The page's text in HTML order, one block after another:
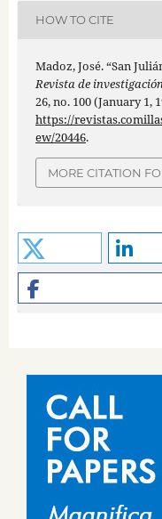
HOW TO CITE
Madoz, José. “San
Revista de
26, no. 100 (January 1,
https://
ew/20446.
MORE CITATION